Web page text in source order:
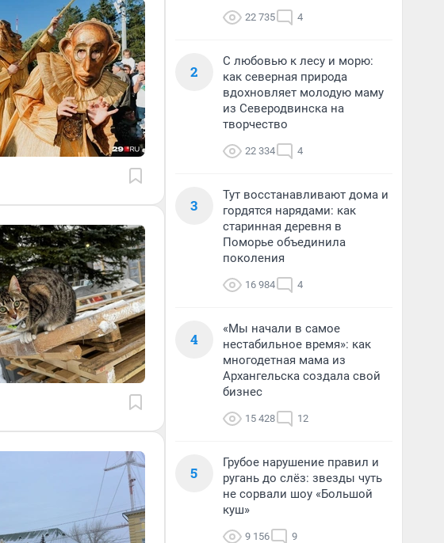
22 735 4
2
С любовью к лесу и морю:
как северная природа
вдохновляет молодую маму
из Северодвинска на
творчество
22 334 4
3
Тут восстанавливают дома и
гордятся нарядами: как
старинная деревня в
Поморье объединила
поколения
16 984 4
4
«Мы начали в самое
нестабильное время»: как
многодетная мама из
Архангельска создала свой
бизнес
15 428 12
5
Грубое нарушение правил и
ругань до слёз: звезды чуть
не сорвали шоу «Большой
куш»
9 156 9